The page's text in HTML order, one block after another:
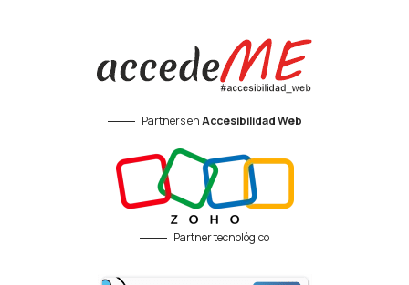
Partners enAccesibilidad Web
Partner tecnológico